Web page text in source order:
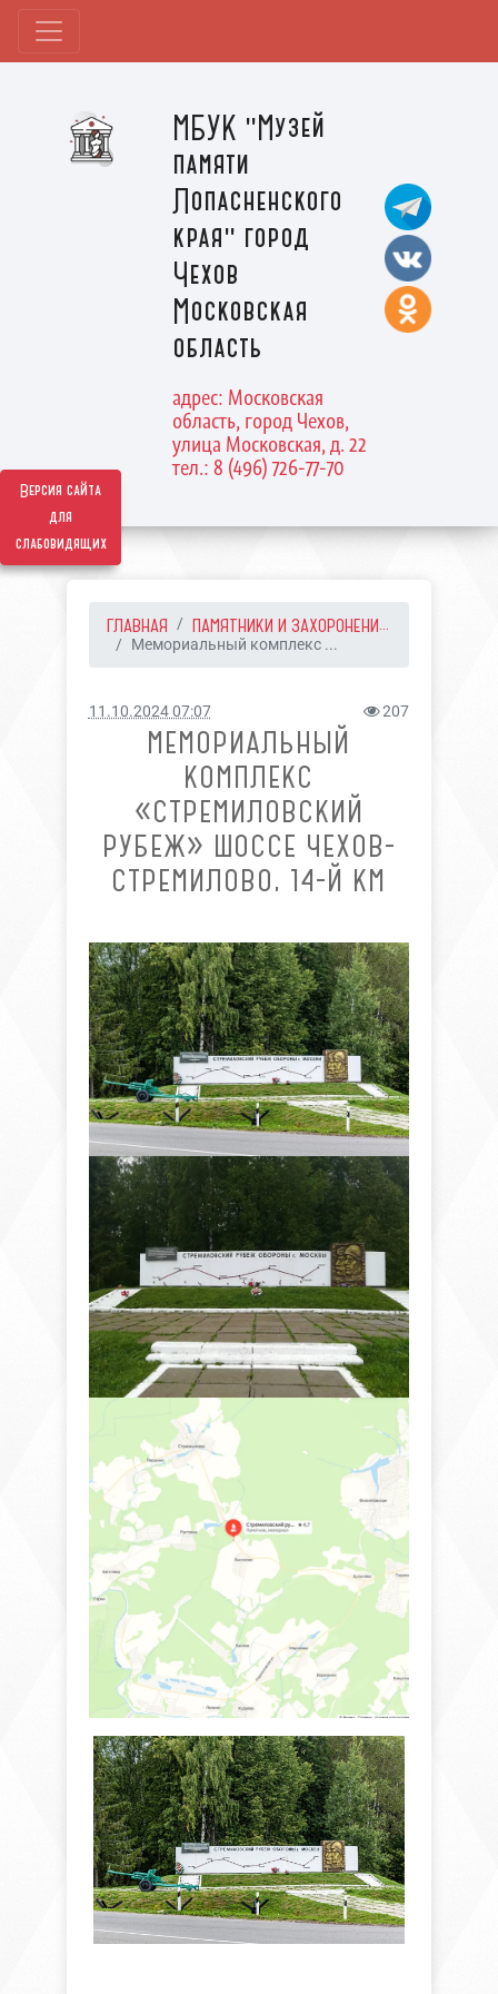
Версия сайта
для
слабовидящих
МБУК "Музей
памяти
Лопасненского
края" город
Чехов
Московская
область
адрес: Московская
область, город Чехов,
улица Московская, д. 22
тел.: 8 (496) 726-77-70
ГЛАВНАЯ ПАМЯТНИКИ И ЗАХОРОНЕНИ...
Мемориальный комплекс ...
11.10.2024 07:07 207
МЕМОРИАЛЬНЫЙ
КОМПЛЕКС
«СТРЕМИЛОВСКИЙ
РУБЕЖ» ШОССЕ ЧЕХОВ-
СТРЕМИЛОВО, 14-Й КМ